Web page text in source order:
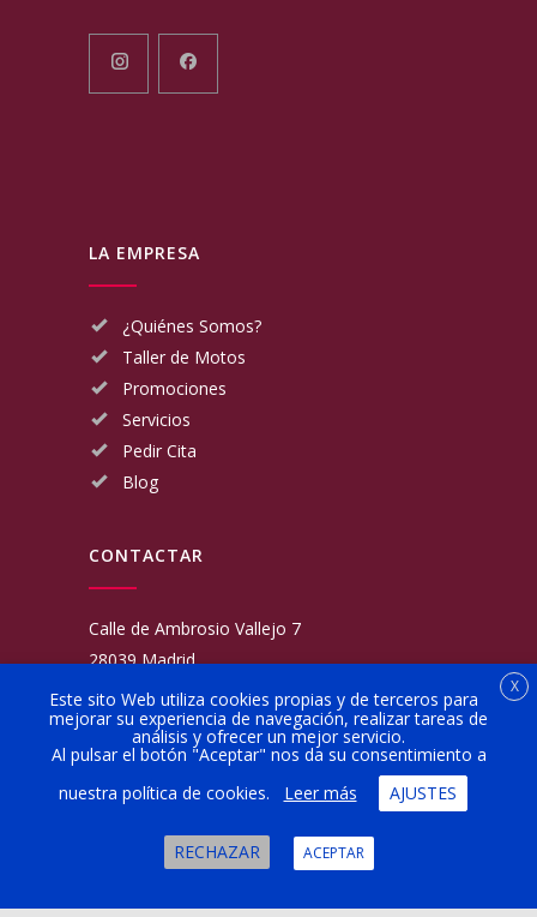
LA EMPRESA
¿Quiénes Somos?
Taller de Motos
Promociones
Servicios
Pedir Cita
Blog
CONTACTAR
Calle de Ambrosio Vallejo 7
28039 Madrid
Fijo:
913 117 462
Movil:
676 566 970
administracion@talleresgarciamartinezehijos.com
Lun a Vier:
9:00 a 14:00
16:00 a 20:00
X
Este sito Web utiliza cookies propias y de terceros para
mejorar su experiencia de navegación, realizar tareas de
análisis y ofrecer un mejor servicio.
Al pulsar el botón "Aceptar" nos da su consentimiento a
nuestra política de cookies.
Leer más AJUSTES
RECHAZAR ACEPTAR